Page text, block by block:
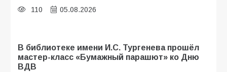
110 05.08.2026
В библиотеке имени И.С. Тургенева прошёл
мастер-класс «Бумажный парашют» ко Дню
ВДВ